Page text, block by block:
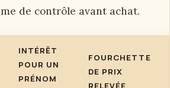
de contrôle avant achat.
INTÉRÊT
POUR UN
PRÉNOM
FOURCHETTE
DE PRIX
RELEVÉE